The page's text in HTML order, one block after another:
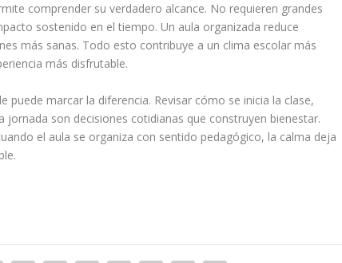
comprender su verdadero alcance. No requieren grandes
sostenido en el tiempo. Un aula organizada reduce
más sanas. Todo esto contribuye a un clima escolar más
más disfrutable.
marcar la diferencia. Revisar cómo se inicia la clase,
son decisiones cotidianas que construyen bienestar.
el aula se organiza con sentido pedagógico, la calma deja